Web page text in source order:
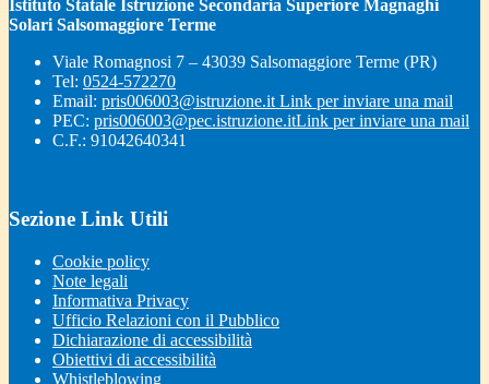
Istituto Statale Istruzione Secondaria Superiore Magnaghi
Solari Salsomaggiore Terme
Viale Romagnosi 7 – 43039 Salsomaggiore Terme (PR)
Tel: 0524-572270
Email: pris006003@istruzione.it Link per inviare una mail
PEC: pris006003@pec.istruzione.itLink per inviare una mail
C.F.: 91042640341
Sezione Link Utili
Cookie policy
Note legali
Informativa Privacy
Ufficio Relazioni con il Pubblico
Dichiarazione di accessibilità
Obiettivi di accessibilità
Whistleblowing